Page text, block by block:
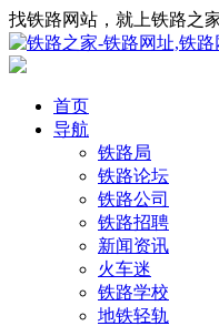
找铁路网站，就上铁路之家
首页
导航
铁路局
铁路论坛
铁路公司
铁路招聘
新闻资讯
火车迷
铁路学校
地铁轻轨